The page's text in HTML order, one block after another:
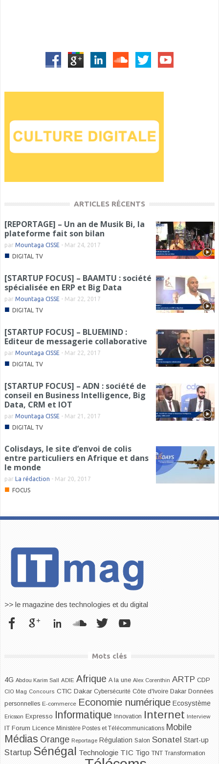
ARTICLES RÉCENTS
[REPORTAGE] – Un an de Musik Bi, la
plateforme fait son bilan
par Mountaga CISSE - Mar 24, 2017
■ DIGITAL TV
[STARTUP FOCUS] – BAAMTU : société
spécialisée en ERP et Big Data
par Mountaga CISSE - Mar 22, 2017
■ DIGITAL TV
[STARTUP FOCUS] – BLUEMIND :
Editeur de messagerie collaborative
par Mountaga CISSE - Mar 22, 2017
■ DIGITAL TV
[STARTUP FOCUS] – ADN : société de
conseil en Business Intelligence, Big
Data, CRM et IOT
par Mountaga CISSE - Mar 21, 2017
■ DIGITAL TV
Colisdays, le site d’envoi de colis
entre particuliers en Afrique et dans
le monde
par La rédaction - Mar 20, 2017
■ FOCUS
>> le magazine des technologies et du digital
Mots clés
4G Abdou Karim Sall ADIE Afrique A la une Alex Corenthin ARTP CDP
CIO Mag Concours CTIC Dakar Cybersécurité Côte d'Ivoire Dakar Données
personnelles E-commerce Economie numérique Ecosystème
Ericsson Expresso Informatique Innovation Internet Interview
IT Forum Licence Ministère Postes et Télécommunications Mobile
Médias Orange Reportage Régulation Salon Sonatel Start-up
Startup Sénégal Technologie TIC Tigo TNT Transformation